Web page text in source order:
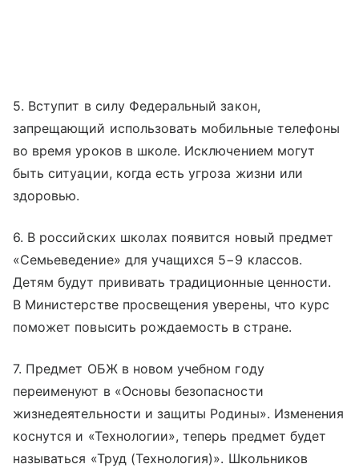
5. Вступит в силу Федеральный закон,
запрещающий использовать мобильные телефоны
во время уроков в школе. Исключением могут
быть ситуации, когда есть угроза жизни или
здоровью.
6. В российских школах появится новый предмет
«Семьеведение» для учащихся 5−9 классов.
Детям будут прививать традиционные ценности.
В Министерстве просвещения уверены, что курс
поможет повысить рождаемость в стране.
7. Предмет ОБЖ в новом учебном году
переименуют в «Основы безопасности
жизнедеятельности и защиты Родины». Изменения
коснутся и «Технологии», теперь предмет будет
называться «Труд (Технология)». Школьников